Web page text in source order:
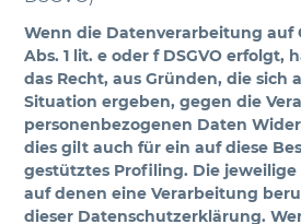
Wenn die Datenverarbeitung auf
Abs. 1 lit. e oder f DSGVO erfolgt,
das Recht, aus Gründen, die sich
Situation ergeben, gegen die
personenbezogenen Daten
dies gilt auch für ein auf diese
gestütztes Profiling. Die
auf denen eine Verarbeitung
dieser Datenschutzerklärung.